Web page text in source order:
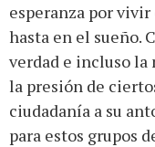
esperanza por
hasta en el sueño.
verdad e incluso la
la presión de
ciudadanía a su
para estos grupos